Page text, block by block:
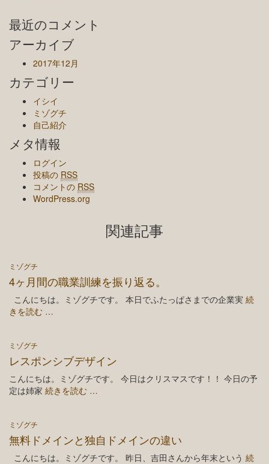
最近のコメント
アーカイブ
2017年12月
カテゴリー
イシイ
ミゾグチ
自己紹介
メタ情報
ログイン
投稿の RSS
コメントの RSS
WordPress.org
関連記事
ミゾグチ
4ヶ月間の職業訓練を振り返る。
こんにちは。ミゾグチです。 本日でふたっぱさまでの企業実 続
きを読む …
ミゾグチ
レスポンシブデザイン
こんにちは。ミゾグチです。 今日はクリスマスです！！ 今日の予
定は姉家 続きを読む …
ミゾグチ
無料ドメインと独自ドメインの違い
こんにちは。ミゾグチです。 昨日、吉田さんから年末という 続